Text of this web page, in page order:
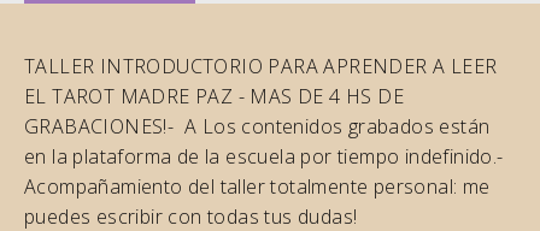
TALLER INTRODUCTORIO PARA APRENDER A LEER
EL TAROT MADRE PAZ - MAS DE 4 HS DE
GRABACIONES! ​- A Los contenidos grabados están
en la plataforma de la escuela por tiempo indefinido. ​-
Acompañamiento del taller totalmente personal: me
puedes escribir con todas tus dudas!